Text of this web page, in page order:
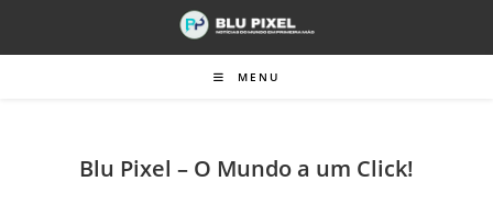
MENU
Blu Pixel – O Mundo a um Click!